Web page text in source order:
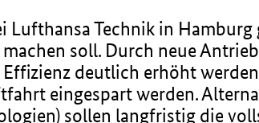
Technik in Hamburg
soll. Durch neue
deutlich erhöht
eingespart werden.
sollen langfristig die